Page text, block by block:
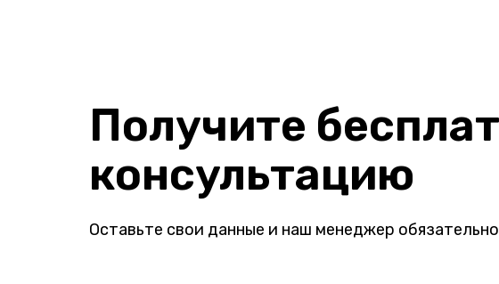
Получите
консультацию
Оставьте свои данные и наш менеджер